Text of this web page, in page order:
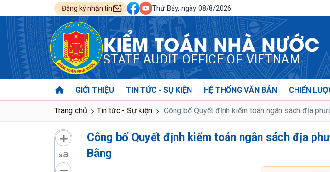
Đăng ký nhận tin Thứ Bảy, ngày 08/8/2026
KIỂM TOÁN NHÀ NƯỚC
STATE AUDIT OFFICE OF VIETNAM
GIỚI THIỆU TIN TỨC - SỰ KIỆN HỆ THỐNG VĂN BẢN CHIẾN
Trang chủ Tin tức - Sự kiện Công bố Quyết định kiểm toán ngân sách địa
aa
Công bố Quyết định kiểm toán ngân sách địa
Bằng